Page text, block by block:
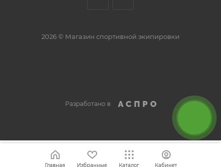
2026 © Магазин спортивной экипировки
Разработано в
Главная Избранные Каталог Кабинет